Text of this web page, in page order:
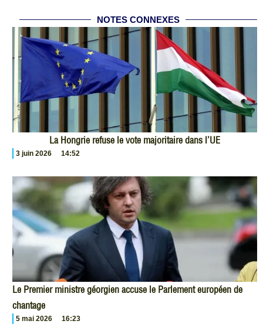
NOTES CONNEXES
La Hongrie refuse le vote majoritaire dans l’UE
3 juin 2026 14:52
Le Premier ministre géorgien accuse le Parlement européen de
chantage
5 mai 2026 16:23